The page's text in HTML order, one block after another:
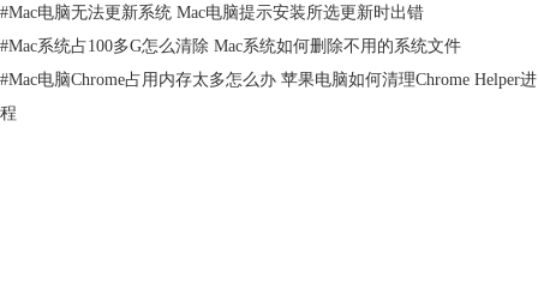
#Mac电脑无法更新系统 Mac电脑提示安装所选更新时出错
#Mac系统占100多G怎么清除 Mac系统如何删除不用的系统文件
#Mac电脑Chrome占用内存太多怎么办 苹果电脑如何清理Chrome Helper进
程